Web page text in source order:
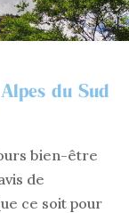
du Sud
bien-être
de
ce soit pour